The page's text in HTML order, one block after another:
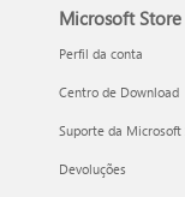
Microsoft Store
Perfil da conta
Centro de Download
Suporte da Microsoft
Devoluções